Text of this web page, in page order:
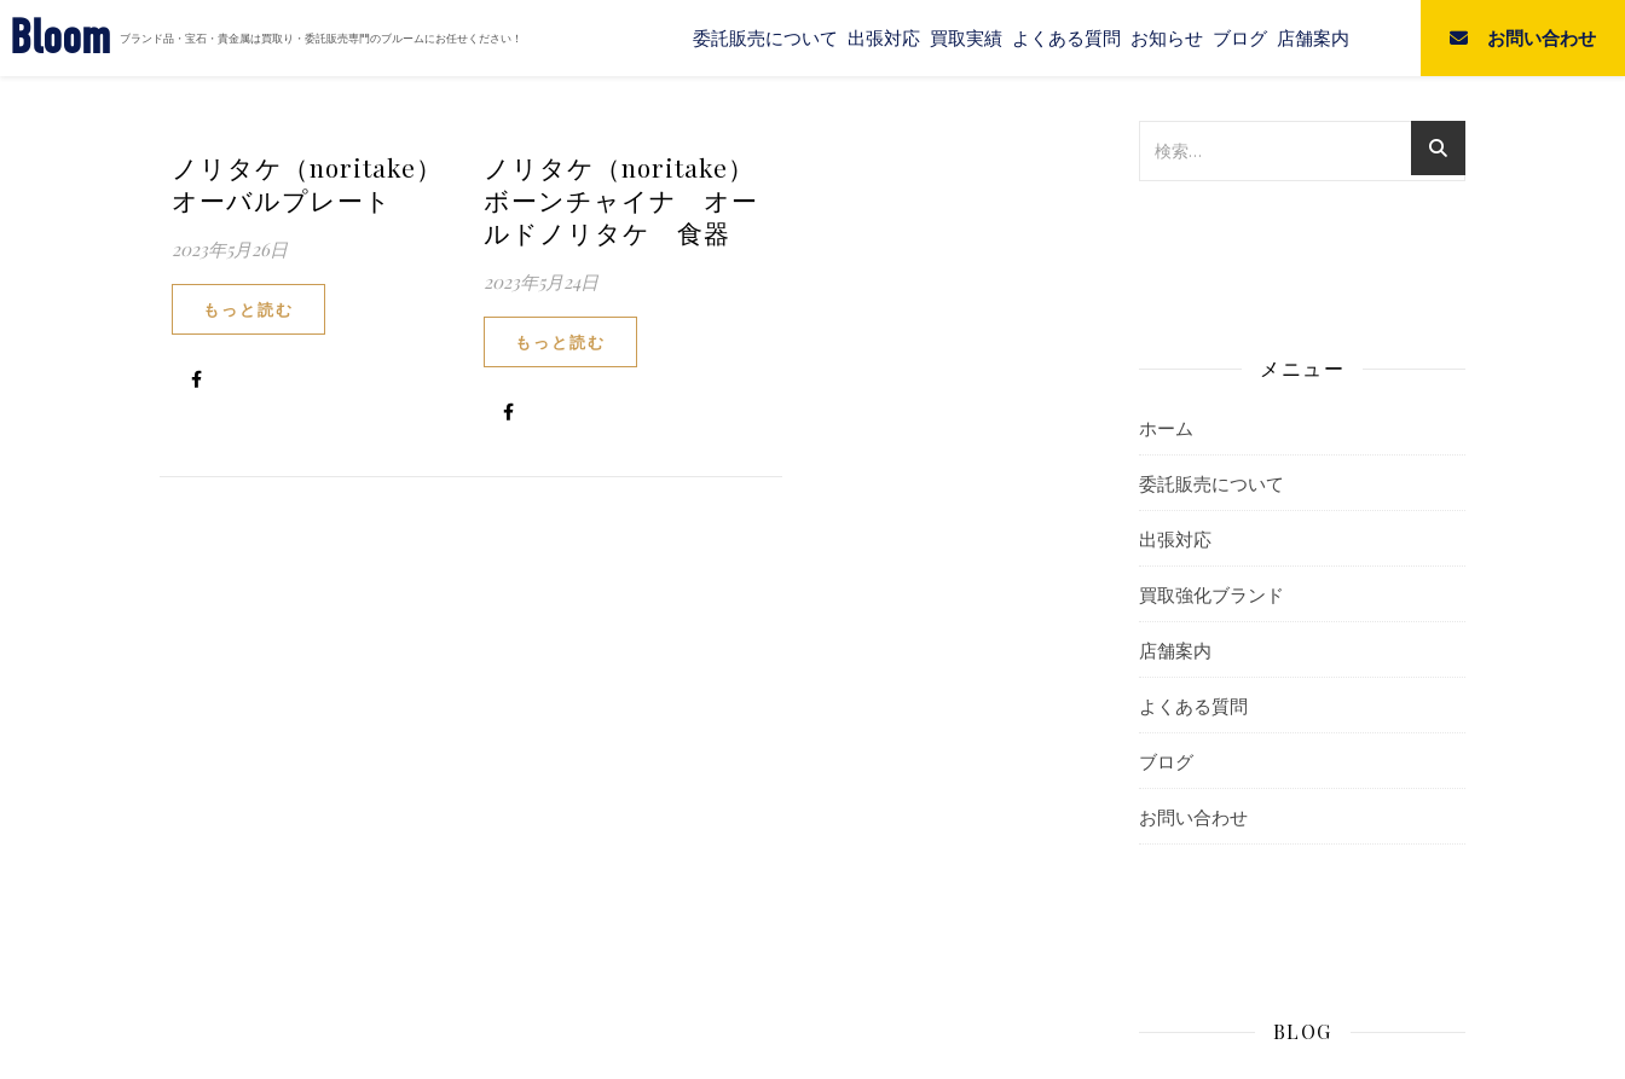
Bloom ブランド品・宝石・貴金属は買取り・委託販売専門のブルームにお任せください！ 委託販売について 出張対応 買取実績 よくある質問 お知らせ ブログ 店舗案内 お問い合わせ
ノリタケ（noritake）
オーバルプレート
2023年5月26日
もっと読む
ノリタケ（noritake）
ボーンチャイナ オー
ルドノリタケ 食器
2023年5月24日
もっと読む
メニュー
ホーム
委託販売について
出張対応
買取強化ブランド
店舗案内
よくある質問
ブログ
お問い合わせ
BLOG